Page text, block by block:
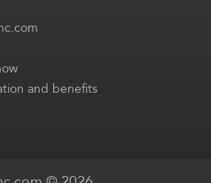
and benefits